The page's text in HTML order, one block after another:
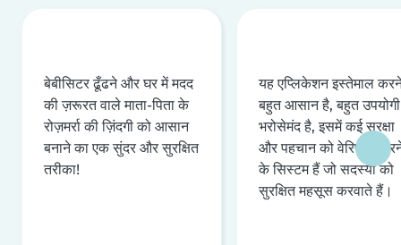
बेबीसिटर ढूँढने और घर में मदद
की ज़रूरत वाले माता-पिता के
रोज़मर्रा की ज़िंदगी को आसान
बनाने का एक सुंदर और सुरक्षित
तरीका!
यह एप्लिकेशन इस्तेमाल
बहुत आसान है, बहुत
भरोसेमंद है, इसमें कई सुरक्षा
और पहचान को वेरिफ़ाई
के सिस्टम हैं जो सदस्यों को
सुरक्षित महसूस करवाते हैं।